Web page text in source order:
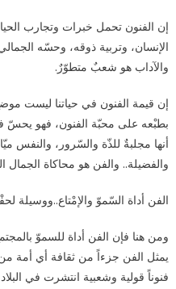
إن الفنون تحمل خبرات وتجارب
الإنسان، وتربية ذوقه، وحسّه
والآداب هو شعبٌ متطوّرٌ.
إن قيمة الفنون في حياتنا ليست
بطبْعه على محبّة الفنون، فهو يحسّ
أنها مجلبةٌ للذّة والسّرور، والنفس
والفضيلة.. والفن هو محاكاة الجمال
الفن أداة السّموّ والإمْتاع..ووسيلة
ومن هنا فإن الفن أداة للسموّ
يمثل الفن جزءاً من ثقافة أي أمة من
فنوناً قولية وشعبية انتشرت في